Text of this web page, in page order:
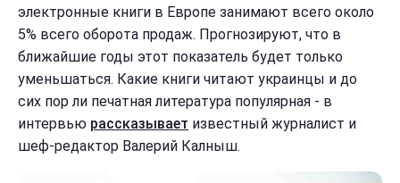
электронные книги в Европе занимают всего около
5% всего оборота продаж. Прогнозируют, что в
ближайшие годы этот показатель будет только
уменьшаться. Какие книги читают украинцы и до
сих пор ли печатная литература популярная - в
интервью рассказывает известный журналист и
шеф-редактор Валерий Калныш.